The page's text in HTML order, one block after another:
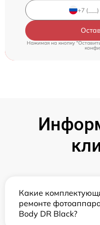
Нажимая на кнопку
Какие
ремонте
Body DR Black?